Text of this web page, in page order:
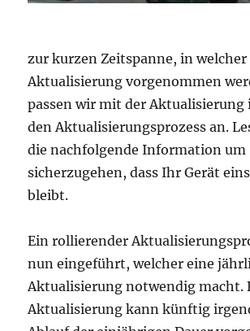
zur kurzen Zeitspanne, in welcher
Aktualisierung vorgenommen
passen wir mit der Aktualisierung
den Aktualisierungsprozess an.
die nachfolgende Information um
sicherzugehen, dass Ihr Gerät
bleibt.
Ein rollierender
nun eingeführt, welcher eine
Aktualisierung notwendig macht.
Aktualisierung kann künftig